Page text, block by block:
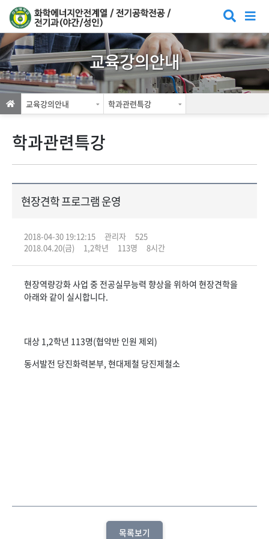
교육강의안내
교육강의안내 학과관련특강
학과관련특강
현장견학 프로그램 운영
2018-04-30 19:12:15 관리자
525
2018.04.20(금)
1,2학년 113명 8시간
현장역량강화 사업 중 전공실무능력 향상을 위하여 현장견학을
아래와 같이 실시합니다.
대상 1,2학년 113명(협약반 인원 제외)
동서발전 당진화력본부, 현대제철 당진제철소
목록보기